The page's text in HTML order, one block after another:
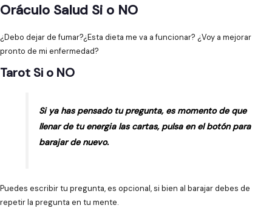
Oráculo Salud Si o NO
¿Debo dejar de fumar?¿Esta dieta me va a funcionar? ¿Voy a mejorar
pronto de mi enfermedad?
Tarot Si o NO
Si ya has pensado tu pregunta, es momento de que
llenar de tu energia las cartas, pulsa en el botón para
barajar de nuevo.
Puedes escribir tu pregunta, es opcional, si bien al barajar debes de
repetir la pregunta en tu mente.